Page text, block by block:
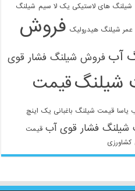
شیلنگ های لاستیکی یک لا سیم شیلنگ
شیلنگ هیدرولیک فروش
آب فروش شیلنگ فشار قوی
شیلنگقیمت
یاسا قیمت شیلنگ باغبانی یک اینچ
شیلنگ فشار قوی آب قیمت
کشاورزی